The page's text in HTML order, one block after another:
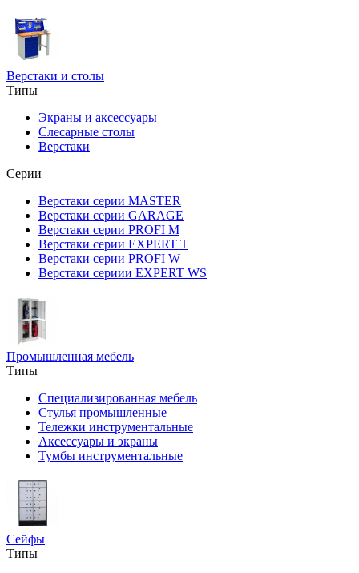
Верстаки и столы
Типы
Экраны и аксессуары
Слесарные столы
Верстаки
Серии
Верстаки серии MASTER
Верстаки серии GARAGE
Верстаки серии PROFI M
Верстаки серии EXPERT T
Верстаки серии PROFI W
Верстаки сериии EXPERT WS
Промышленная мебель
Типы
Специализированная мебель
Стулья промышленные
Тележки инструментальные
Аксессуары и экраны
Тумбы инструментальные
Сейфы
Типы